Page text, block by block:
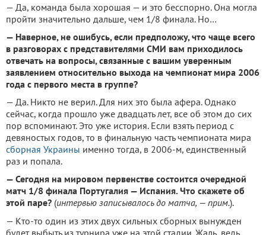
— Да, команда была хорошая — и это бесспорно. Она могла
пройти значительно дальше, чем 1/8 финала. Но…
— Наверное, не ошибусь, если предположу, что чаще всего
в разговорах с представителями СМИ вам приходилось
отвечать на вопросы, связанные с вашим уверенным
заявлением относительно выхода на чемпионат мира 2006
года с первого места в группе?
— Да. Никто не верил. Для них это была афера. Однако
сейчас, когда прошло уже двадцать лет, все об этом до сих
пор вспоминают. Это уже история. Если взять период с
девяностых годов, то в финальную часть чемпионата мира
сборная Украины именно тогда, в 2006-м, единственный
раз и попала.
— Сегодня на мировом первенстве состоится очередной
матч 1/8 финала Португалия — Испания. Что скажете об
этой паре? (интервью записывалось до матча, — прим.).
— Кто-то один из этих двух сильных сборных вынужден
будет выбыть из турнира уже на этой стадии. Жаль, ведь